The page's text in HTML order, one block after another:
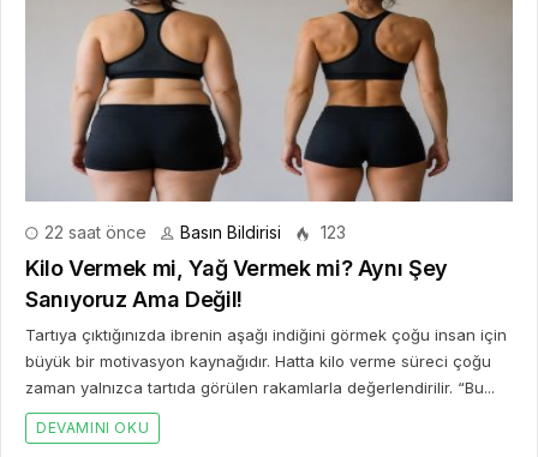
22 saat önce Basın Bildirisi 123
Kilo Vermek mi, Yağ Vermek mi? Aynı Şey
Sanıyoruz Ama Değil!
Tartıya çıktığınızda ibrenin aşağı indiğini görmek çoğu insan için
büyük bir motivasyon kaynağıdır. Hatta kilo verme süreci çoğu
zaman yalnızca tartıda görülen rakamlarla değerlendirilir. “Bu...
DEVAMINI OKU